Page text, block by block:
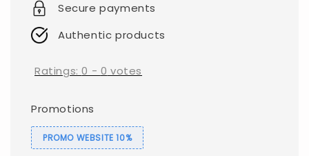
Secure payments
Authentic products
Ratings:0 - 0 votes
Promotions
PROMO WEBSITE 10%